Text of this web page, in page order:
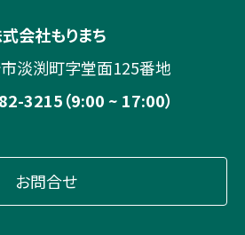
会社もりまち
淡渕町字堂面125番地
3215（9:00 ~ 17:00）
お問合せ